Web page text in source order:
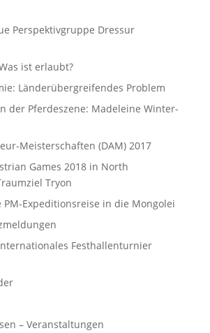
Perspektivgruppe Dressur
ist erlaubt?
Länderübergreifendes Problem
der Pferdeszene: Madeleine Winter-
Meisterschaften (DAM) 2017
Games 2018 in North
Tryon
PM-Expeditionsreise in die Mongolei
Festhallenturnier
– Veranstaltungen